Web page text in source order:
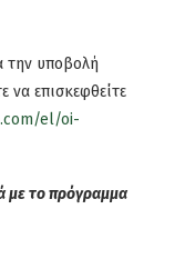
την υποβολή
να επισκεφθείτε
el/oi-
με το πρόγραμμα